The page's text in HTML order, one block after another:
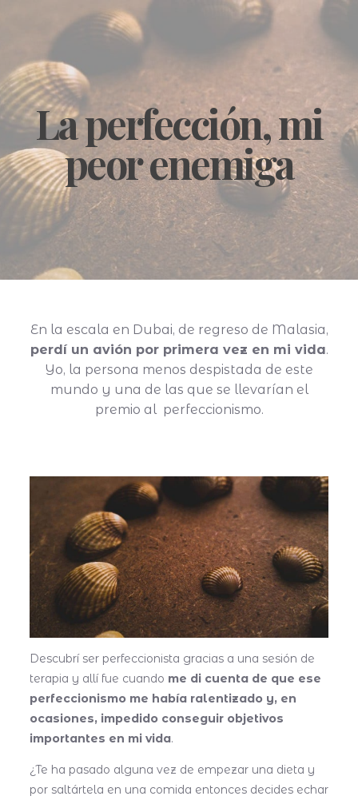
La perfección, mi
peor enemiga
En la escala en Dubai, de regreso de Malasia,
perdí un avión por primera vez en mi vida.
Yo, la persona menos despistada de este
mundo y una de las que se llevarían el
premio al perfeccionismo.
Descubrí ser perfeccionista gracias a una sesión de
terapia y allí fue cuando me di cuenta de que ese
perfeccionismo me había ralentizado y, en
ocasiones, impedido conseguir objetivos
importantes en mi vida.
¿Te ha pasado alguna vez de empezar una dieta y
por saltártela en una comida entonces decides echar